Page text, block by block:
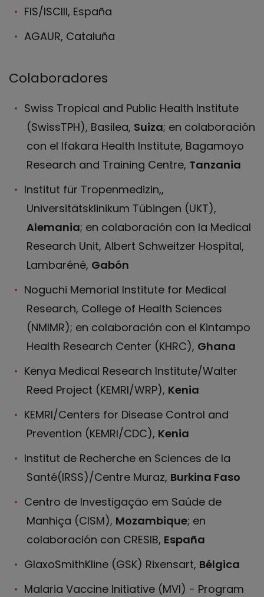
FIS/ISCIII, España
AGAUR, Cataluña
Colaboradores
Swiss Tropical and Public Health Institute
(SwissTPH), Basilea, Suiza; en colaboración
con el Ifakara Health Institute, Bagamoyo
Research and Training Centre, Tanzania
Institut für Tropenmedizin,,
Universitätsklinikum Tübingen (UKT),
Alemania; en colaboración con la Medical
Research Unit, Albert Schweitzer Hospital,
Lambaréné, Gabón
Noguchi Memorial Institute for Medical
Research, College of Health Sciences
(NMIMR); en colaboración con el Kintampo
Health Research Center (KHRC), Ghana
Kenya Medical Research Institute/Walter
Reed Project (KEMRI/WRP), Kenia
KEMRI/Centers for Disease Control and
Prevention (KEMRI/CDC), Kenia
Institut de Recherche en Sciences de la
Santé(IRSS)/Centre Muraz, Burkina Faso
Centro de Investigaçäo em Saúde de
Manhiça (CISM), Mozambique; en
colaboración con CRESIB, España
GlaxoSmithKline (GSK) Rixensart, Bélgica
Malaria Vaccine Initiative (MVI) - Program